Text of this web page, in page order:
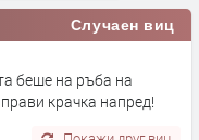
Случаен виц
беше на ръба на
крачка напред!